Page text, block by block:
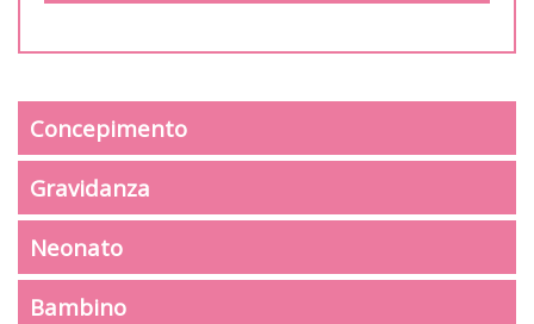
Concepimento
Gravidanza
Neonato
Bambino